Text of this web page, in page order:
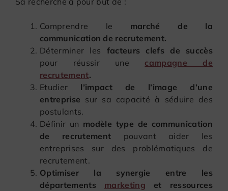
Comprendre le marché de la
communication de recrutement.
Déterminer les facteurs clefs de succès
pour réussir une campagne de
recrutement.
Etudier l’impact de l’image d’une
entreprise sur sa capacité à séduire des
postulants.
Définir un modèle type de communication
de recrutement pouvant aider les
entreprises sur des problématiques de
recrutement.
Optimiser la synergie entre les
départements marketing et ressources